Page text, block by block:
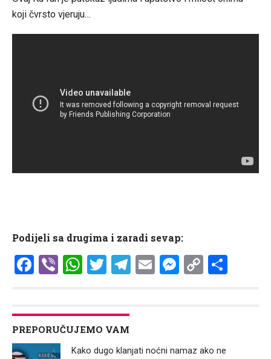
koji čvrsto vjeruju…
Podijeli sa drugima i zaradi sevap:
Facebook
ViberWhatsApp
Twitter
Telegram
EmailCopy
PREPORUČUJEMO VAM
Kako dugo klanjati noćni namaz ako ne